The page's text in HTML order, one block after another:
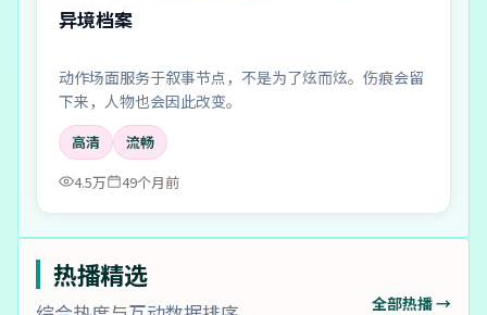
异境档案
动作场面服务于叙事节点，不是为了炫而炫。伤痕会留
下来，人物也会因此改变。
高清
流畅
4.5万
49个月前
热播精选
全部热播 →